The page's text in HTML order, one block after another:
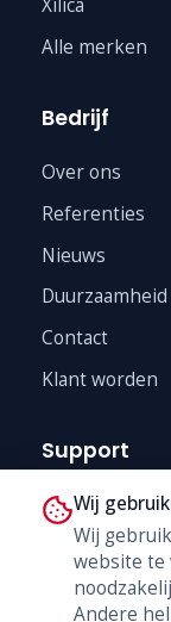
Xilica
Alle merken
Bedrijf
Over ons
Referenties
Nieuws
Duurzaamheid
Contact
Klant worden
Support
Technische
Trainingen
B2B Shop
Wij
Wij
website te
Andere